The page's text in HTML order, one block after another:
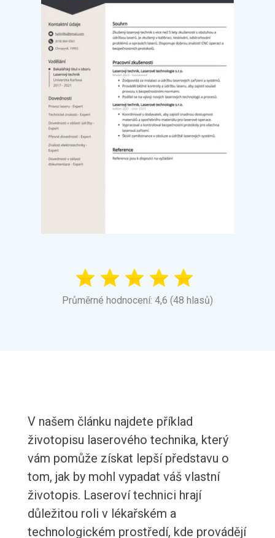
Průměrné hodnocení: 4,6 (48 hlasů)
V našem článku najdete příklad
životopisu laserového technika, který
vám pomůže získat lepší představu o
tom, jak by mohl vypadat váš vlastní
životopis. Laseroví technici hrají
důležitou roli v lékařském a
technologickém prostředí, kde provádějí